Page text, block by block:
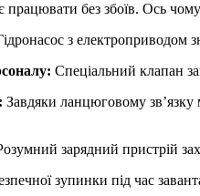
працювати без збоїв. Ось
з електроприводом
Спеціальний клапан
Завдяки ланцюговому
зарядний пристрій
зупинки під час